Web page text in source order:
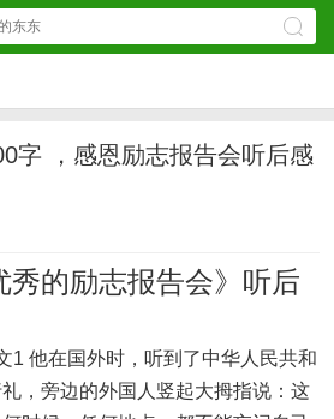
字 ，感恩励志报告会听后感
秀的励志报告会》听后
1 他在国外时，听到了中华人民共和
，旁边的外国人竖起大拇指说：这